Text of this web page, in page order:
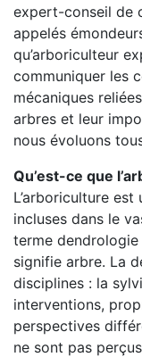
expert-conseil de
appelés
qu’arboriculteur
communiquer les
mécaniques
arbres et leur
nous évoluons
Qu’est-ce que
L’arboriculture
incluses dans le
terme
signifie arbre. La
disciplines : la
interventions,
perspectives
ne sont pas